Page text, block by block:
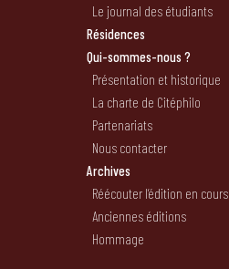
Le journal des étudiants
Résidences
Qui-sommes-nous ?
Présentation et historique
La charte de Citéphilo
Partenariats
Nous contacter
Archives
Réécouter l’édition en cours
Anciennes éditions
Hommage